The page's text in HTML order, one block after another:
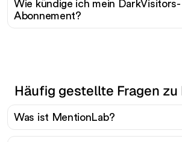
Wie kündige ich mein DarkVisitors-
Abonnement?
Häufig gestellte Fragen
Was ist MentionLab?